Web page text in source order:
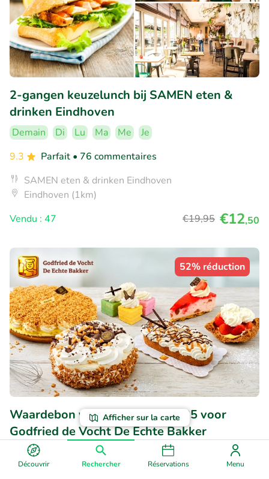
Découvrir Rechercher Réservations Menu
Afficher sur la carte
2-gangen keuzelunch bij SAMEN eten &
drinken Eindhoven
Demain Di Lu Ma Me
Je
9.3
Parfait • 76 commentaires
SAMEN eten & drinken Eindhoven
Eindhoven (1km)
Vendu : 47
€19,95 €12,50
52% réduction
Waardebon voor gebak t.w.v. €25 voor
Godfried de Vocht De Echte Bakker
Demain Me